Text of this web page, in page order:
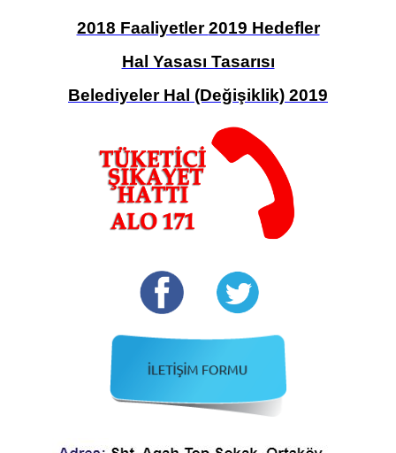
2018 Faaliyetler2019 Hedefler
Hal Yasası Tasarısı
Belediyeler Hal (Değişiklik) 2019